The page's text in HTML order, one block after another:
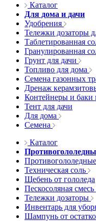
Каталог
Для дома и дачи
Удобрения
Тележки дозаторы
Таблетированная
Гранулированная
Грунт для дачи
Топливо для дома
Семена газонных
Дренаж
Контейнеры и баки
Тент для дачи
Для дома
Семена
Каталог
Техническая соль
Щебень от гололеда
Пескосоляная
Тележки дозаторы
Инвентарь для
Шампунь от